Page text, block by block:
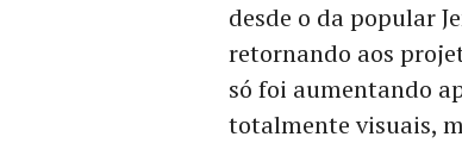
desde o da popular
retornando aos
só foi aumentando
totalmente visuais,